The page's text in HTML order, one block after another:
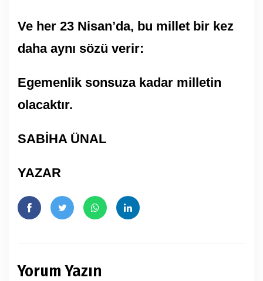
Ve her 23 Nisan’da, bu millet bir kez
daha aynı sözü verir:
Egemenlik sonsuza kadar milletin
olacaktır.
SABİHA ÜNAL
YAZAR
Yorum Yazın